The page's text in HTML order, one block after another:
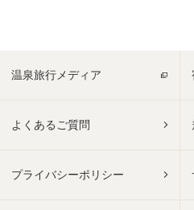
温泉旅行メディア
よくあるご質問
プライバシーポリシー